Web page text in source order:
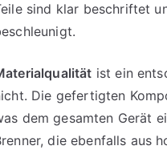
sind klar beschriftet
ist ein
Die gefertigten
dem gesamten Gerät
die ebenfalls aus